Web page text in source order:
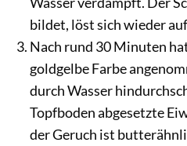
bildet, löst sich wieder
Nach rund 30 Minuten
goldgelbe Farbe
durch Wasser
Topfboden abgesetzte
der Geruch ist